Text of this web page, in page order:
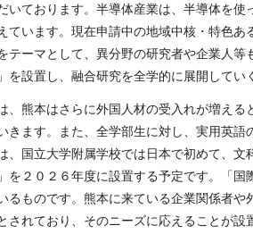
いております。半導体産業は、半導体を使
ています。現在申請中の地域中核・特色あ
テーマとして、異分野の研究者や企業人
を設置し、融合研究を全学的に展開してい
熊本はさらに外国人材の受入れが増え
きます。また、全学部生に対し、実用英
、国立大学附属学校では日本で初めて、
を２０２６年度に設置する予定です。「
るものです。熊本に来ている企業関係者
されており、そのニーズに応えることが